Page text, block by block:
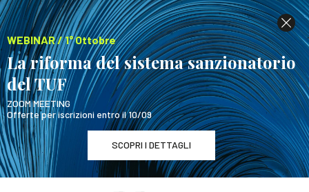
WEBINAR / 1° Ottobre
La riforma del sistema sanzionatorio
del TUF
ZOOM MEETING
Offerte per iscrizioni entro il 10/09
SCOPRI I DETTAGLI